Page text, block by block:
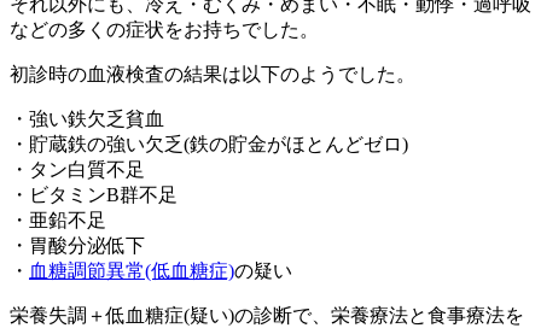
などの多くの症状をお持ちでした。
初診時の血液検査の結果は以下のようでした。
・強い鉄欠乏貧血
・貯蔵鉄の強い欠乏(鉄の貯金がほとんどゼロ)
・タン白質不足
・ビタミンB群不足
・亜鉛不足
・胃酸分泌低下
・ 血糖調節異常(低血糖症)の疑い
栄養失調＋低血糖症(疑い)の診断で、栄養療法と食事療法を